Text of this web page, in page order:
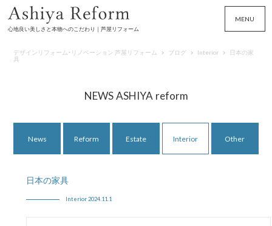
心地良い美しさと本物へのこだわり｜芦屋リフォーム
MENU
デザインリフォーム・リノベーション 芦屋リフォーム ブログ Interior 日本の家
具
NEWS ASHIYA reform
News Reform Estate Interior Other
日本の家具
Interior 2024.11.1